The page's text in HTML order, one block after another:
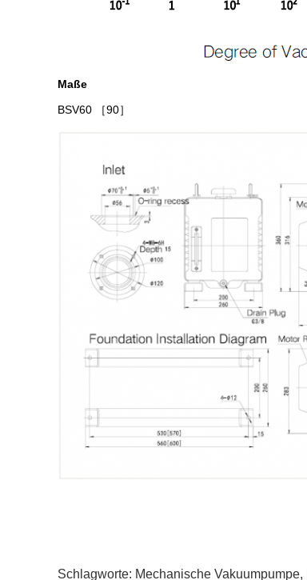
Maße
BSV60
［90］
Schlagworte: Mechanische Vakuumpumpe,